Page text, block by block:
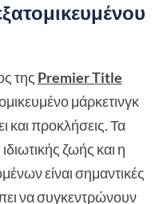
της Premier Title
μάρκετινγκ
και προκλήσεις. Τα
ζωής και η
είναι σημαντικές
να συγκεντρώνουν